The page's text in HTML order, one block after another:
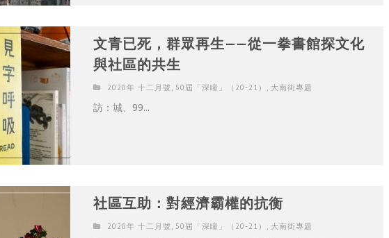
文青已死，群眾再生——從一拳書館探文化
與社區的共生
2020年 十二月號 , 50屆「深瞳」（20-21） , 大南街專題
訪：城、99...
社區互助：對經濟霸權的抗衡
2020年 十二月號 , 50屆「深瞳」（20-21） , 大南街專題